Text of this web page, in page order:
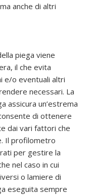
anche di altri
piega viene
il che evita
e/o eventuali altri
necessari. La
assicura un’estrema
di ottenere
dai vari fattori che
Il profilometro
per gestire la
nel caso in cui
o lamiere di
eseguita sempre